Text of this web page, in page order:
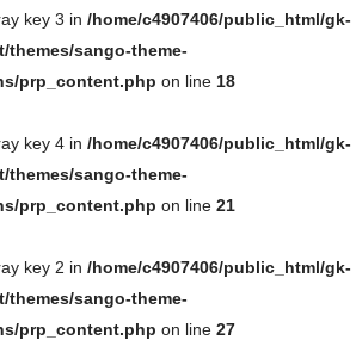
key 3 in /home/c4907406/public_html/gk-
themes/sango-theme-
prp_content.php on line 18
key 4 in /home/c4907406/public_html/gk-
themes/sango-theme-
prp_content.php on line 21
key 2 in /home/c4907406/public_html/gk-
themes/sango-theme-
prp_content.php on line 27